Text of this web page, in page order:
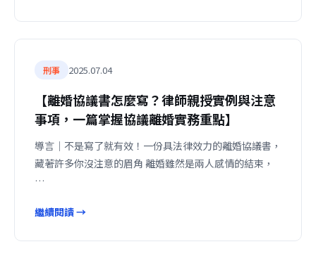
刑事 2025.07.04
【離婚協議書怎麼寫？律師親授實例與注意
事項，一篇掌握協議離婚實務重點】
導言｜不是寫了就有效！一份具法律效力的離婚協議書，
藏著許多你沒注意的眉角 離婚雖然是兩人感情的結束，
…
繼續閱讀 →